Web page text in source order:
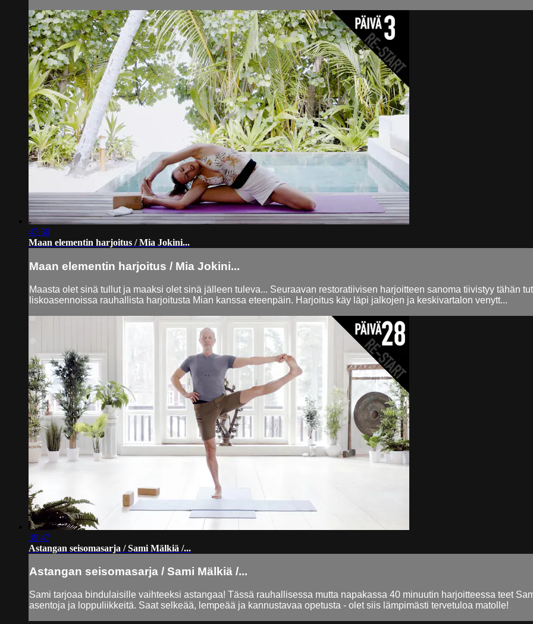
47:30
Maan elementin harjoitus / Mia Jokini...
Maan elementin harjoitus / Mia Jokini...
Maasta olet sinä tullut ja maaksi olet sinä jälleen tuleva... Seuraavan restoratiivisen harjoitteen sanoma tiivistyy tähän
liskoasennoissa rauhallista harjoitusta Mian kanssa eteenpäin. Harjoitus käy läpi jalkojen ja keskivartalon venytt...
39:47
Astangan seisomasarja / Sami Mälkiä /...
Astangan seisomasarja / Sami Mälkiä /...
Sami tarjoaa bindulaisille vaihteeksi astangaa! Tässä rauhallisessa mutta napakassa 40 minuutin harjoitteessa teet
asentoja ja loppuliikkeitä. Saat selkeää, lempeää ja kannustavaa opetusta - olet siis lämpimästi tervetuloa matolle!